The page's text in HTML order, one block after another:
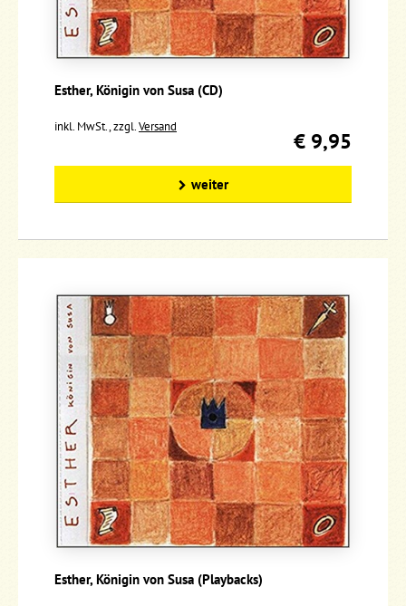
Esther, Königin von Susa (CD)
inkl. MwSt., zzgl.Versand
€ 9,95
weiter
Esther, Königin von Susa (Playbacks)